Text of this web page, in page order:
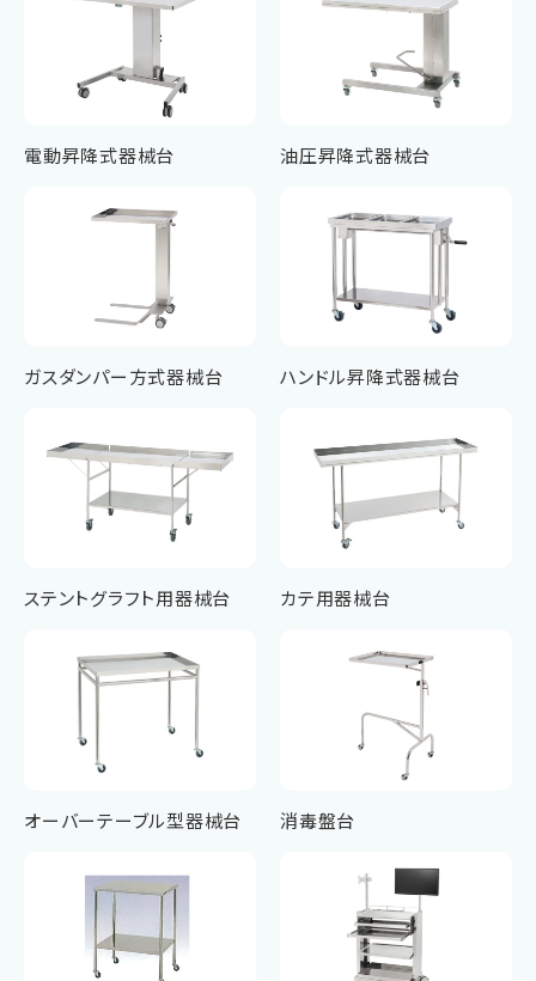
電動昇降式器械台 油圧昇降式器械台
ガスダンパー方式器械台 ハンドル昇降式器械台
ステントグラフト用器械台 カテ用器械台
オーバーテーブル型器械台 消毒盤台